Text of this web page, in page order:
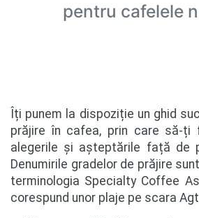
pentru cafelele
Îți punem la dispoziție un ghid
prăjire în cafea, prin care să-ți
alegerile și așteptările față de
Denumirile gradelor de prăjire
terminologia Specialty Coffee
corespund unor plaje pe scara